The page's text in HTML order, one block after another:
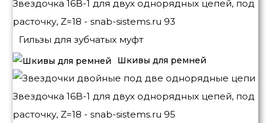
Гильзы для зубчатых муфт
Шкивы для ремней